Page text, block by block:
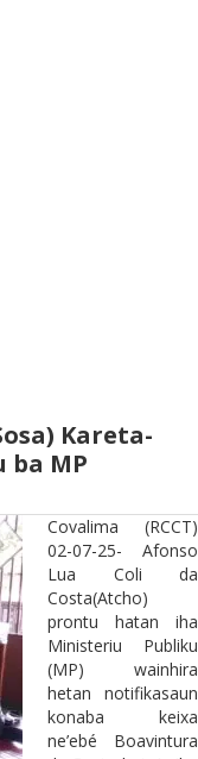
Kareta-
MP
Covalima (RCCT)
02-07-25- Afonso
Lua Coli da
Costa(Atcho)
prontu hatan iha
Ministeriu Publiku
(MP) wainhira
hetan notifikasaun
konaba keixa
ne’ebé Boavintura